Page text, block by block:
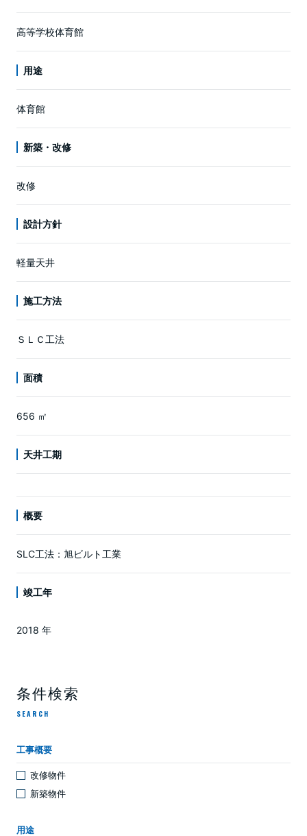
高等学校体育館
用途
体育館
新築・改修
改修
設計方針
軽量天井
施工方法
ＳＬＣ工法
面積
656 ㎡
天井工期
概要
SLC工法：旭ビルト工業
竣工年
2018 年
条件検索
SEARCH
工事概要
改修物件
新築物件
用途